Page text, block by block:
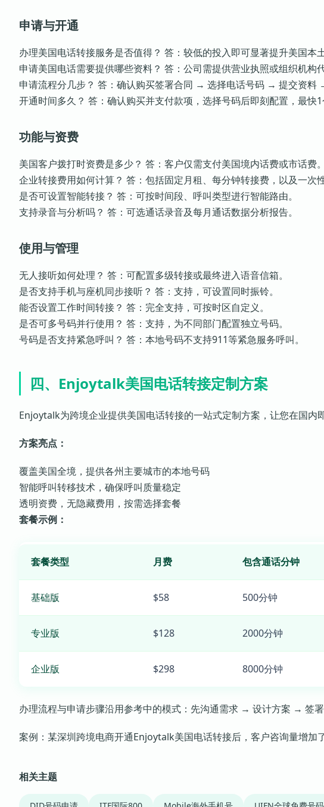
申请与开通
办理美国电话转接服务是否值得？ 答：较低的投入即可显著提升美国本
申请美国电话需要提供哪些资料？ 答：公司需提供营业执照或组织机构
申请流程分几步？ 答：确认购买签署合同 → 选择电话号码 → 提交资料
开通时间多久？ 答：确认购买并支付款项，选择号码后即刻配置，最快1
功能与资费
美国客户拨打时资费是多少？ 答：客户仅需支付美国境内话费或市话费。
企业转接费用如何计算？ 答：包括固定月租、每分钟转接费，以及一次性
是否可设置智能转接？ 答：可按时间段、呼叫类型进行智能路由。
支持录音与分析吗？ 答：可选通话录音及每月通话数据分析报告。
使用与管理
无人接听如何处理？ 答：可配置多级转接或最终进入语音信箱。
是否支持手机与座机同步接听？ 答：支持，可设置同时振铃。
能否设置工作时间转接？ 答：完全支持，可按时区自定义。
是否可多号码并行使用？ 答：支持，为不同部门配置独立号码。
号码是否支持紧急呼叫？ 答：本地号码不支持911等紧急服务呼叫。
四、Enjoytalk美国电话转接定制方案
Enjoytalk为跨境企业提供美国电话转接的一站式定制方案，让您在国内
方案亮点：
覆盖美国全境，提供各州主要城市的本地号码
智能呼叫转移技术，确保呼叫质量稳定
透明资费，无隐藏费用，按需选择套餐
套餐示例：
套餐类型 月费 包含通话分钟
基础版 $58 500分钟
专业版 $128 2000分钟
企业版 $298 8000分钟
办理流程与申请步骤沿用参考中的模式：先沟通需求 → 设计方案 → 签
案例：某深圳跨境电商开通Enjoytalk美国电话转接后，客户咨询量增加
相关主题